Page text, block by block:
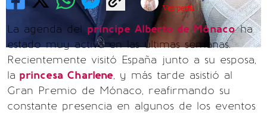
Ver perfil
La agenda del príncipe Alberto de Mónacoha
estado muy activa en las últimas semanas.
Recientemente visitó España junto a su esposa,
la princesa Charlene, y más tarde asistió al
Gran Premio de Mónaco, reafirmando su
constante presencia en algunos de los eventos